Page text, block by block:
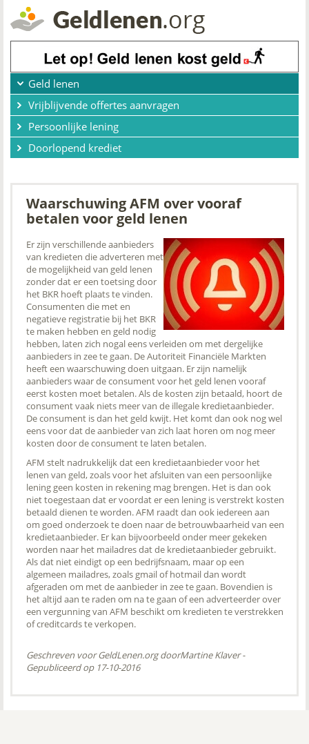
Geld lenen
Vrijblijvende offertes aanvragen
Persoonlijke lening
Doorlopend krediet
Waarschuwing AFM over vooraf
betalen voor geld lenen
Er zijn verschillende aanbieders
van kredieten die adverteren met
de mogelijkheid van geld lenen
zonder dat er een toetsing door
het BKR hoeft plaats te vinden.
Consumenten die met en
negatieve registratie bij het BKR
te maken hebben en geld nodig
hebben, laten zich nogal eens verleiden om met dergelijke
aanbieders in zee te gaan. De Autoriteit Financiële Markten
heeft een waarschuwing doen uitgaan. Er zijn namelijk
aanbieders waar de consument voor het geld lenen vooraf
eerst kosten moet betalen. Als de kosten zijn betaald, hoort de
consument vaak niets meer van de illegale kredietaanbieder.
De consument is dan het geld kwijt. Het komt dan ook nog wel
eens voor dat de aanbieder van zich laat horen om nog meer
kosten door de consument te laten betalen.
AFM stelt nadrukkelijk dat een kredietaanbieder voor het
lenen van geld, zoals voor het afsluiten van een persoonlijke
lening geen kosten in rekening mag brengen. Het is dan ook
niet toegestaan dat er voordat er een lening is verstrekt kosten
betaald dienen te worden. AFM raadt dan ook iedereen aan
om goed onderzoek te doen naar de betrouwbaarheid van een
kredietaanbieder. Er kan bijvoorbeeld onder meer gekeken
worden naar het mailadres dat de kredietaanbieder gebruikt.
Als dat niet eindigt op een bedrijfsnaam, maar op een
algemeen mailadres, zoals gmail of hotmail dan wordt
afgeraden om met de aanbieder in zee te gaan. Bovendien is
het altijd aan te raden om na te gaan of een adverteerder over
een vergunning van AFM beschikt om kredieten te verstrekken
of creditcards te verkopen.
Geschreven voor GeldLenen.org doorMartine Klaver-
Gepubliceerd op 17-10-2016